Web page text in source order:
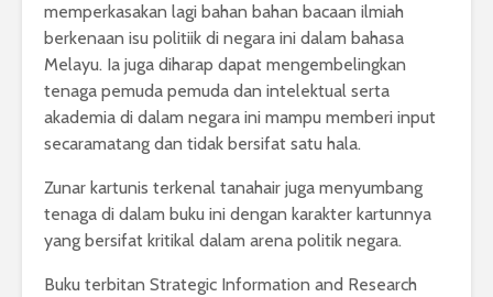
memperkasakan lagi bahan bahan bacaan ilmiah
berkenaan isu politiik di negara ini dalam bahasa
Melayu. Ia juga diharap dapat mengembelingkan
tenaga pemuda pemuda dan intelektual serta
akademia di dalam negara ini mampu memberi input
secaramatang dan tidak bersifat satu hala.
Zunar kartunis terkenal tanahair juga menyumbang
tenaga di dalam buku ini dengan karakter kartunnya
yang bersifat kritikal dalam arena politik negara.
Buku terbitan Strategic Information and Research